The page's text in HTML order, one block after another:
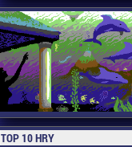
TOP 10 HRY